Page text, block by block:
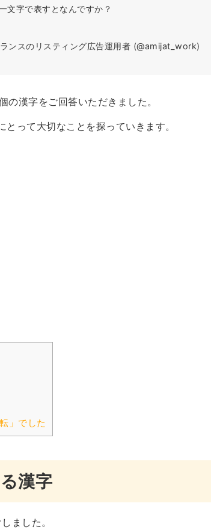
文字で表すとなんですか？
ンスのリスティング広告運用者 (@amijat_work)
漢字をご回答いただきました。
って大切なことを探っていきます。
」でした
漢字
ました。